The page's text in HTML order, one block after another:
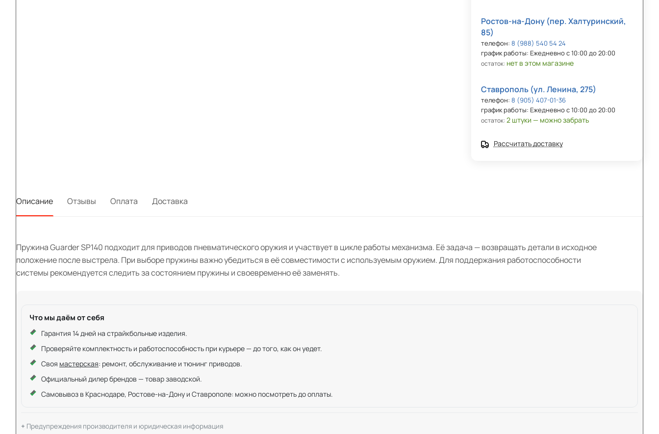
Ростов-на-Дону (пер. Халтуринский,
85)
телефон: 8 (988) 540 54 24
график работы: Ежедневно с 10:00 до 20:00
остаток: нет в этом магазине
Ставрополь (ул. Ленина, 275)
телефон: 8 (905) 407-01-36
график работы: Ежедневно с 10:00 до 20:00
остаток:2 штуки — можно забрать
Рассчитать доставку
Описание Отзывы Оплата Доставка
Пружина Guarder SP140 подходит для приводов пневматического оружия и участвует в цикле работы механизма. Её задача — возвращать детали в исходное
положение после выстрела. При выборе пружины важно убедиться в её совместимости с используемым оружием. Для поддержания работоспособности
системы рекомендуется следить за состоянием пружины и своевременно её заменять.
Что мы даём от себя
Гарантия 14 дней на страйкбольные изделия.
Проверяйте комплектность и работоспособность при курьере — до того, как он уедет.
Своя мастерская: ремонт, обслуживание и тюнинг приводов.
Официальный дилер брендов — товар заводской.
Самовывоз в Краснодаре, Ростове-на-Дону и Ставрополе: можно посмотреть до оплаты.
Предупреждения производителя и юридическая информация